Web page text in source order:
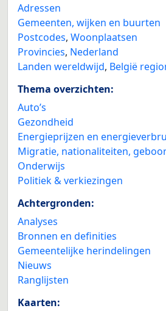
Adressen
Gemeenten, wijken en buurten
Postcodes, Woonplaatsen
Provincies, Nederland
Landen wereldwijd, België
Thema overzichten:
Auto’s
Gezondheid
Energieprijzen en
Migratie, nationaliteiten,
Onderwijs
Politiek & verkiezingen
Achtergronden:
Analyses
Bronnen en definities
Gemeentelijke herindelingen
Nieuws
Ranglijsten
Kaarten: